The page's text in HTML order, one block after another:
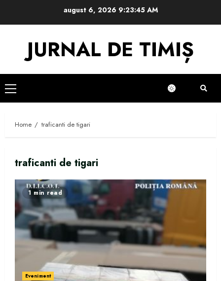
august 6, 2026 9:23:46 AM
JURNAL DE TIMIȘ
Primary
Menu
Home traficanti de tigari
traficanti de tigari
1 min read
Eveniment